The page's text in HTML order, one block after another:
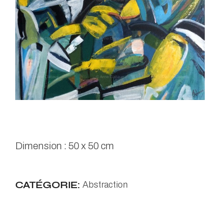
Dimension : 50 x 50 cm
CATÉGORIE: Abstraction